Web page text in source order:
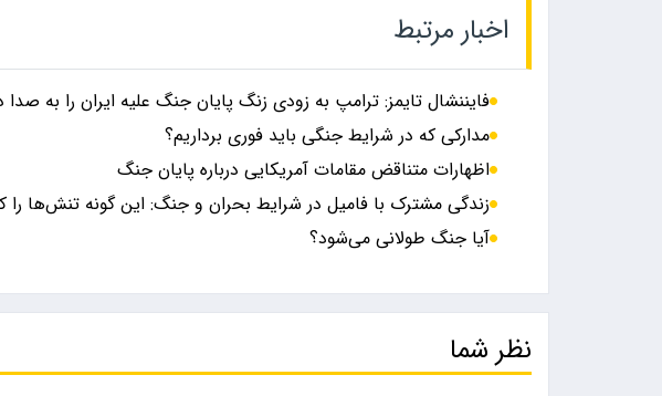
اخبار مرتبط
فایننشال تایمز: ترامپ به زودی زنگ پایان جنگ علیه ایران را به صدا
مدارکی که در شرایط جنگی باید فوری برداریم؟
اظهارات متناقض مقامات آمریکایی درباره پایان جنگ
زندگی مشترک با فامیل در شرایط بحران و جنگ: این گونه تنش‌ها را
آیا جنگ طولانی می‌شود؟
نظر شما